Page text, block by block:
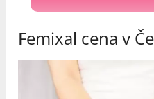
Femixal cena v